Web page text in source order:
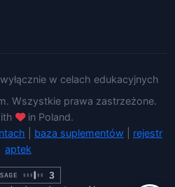
w celach edukacyjnych
Wszystkie prawa zastrzeżone.
in Poland.
baza suplementów
rejestr
aptek